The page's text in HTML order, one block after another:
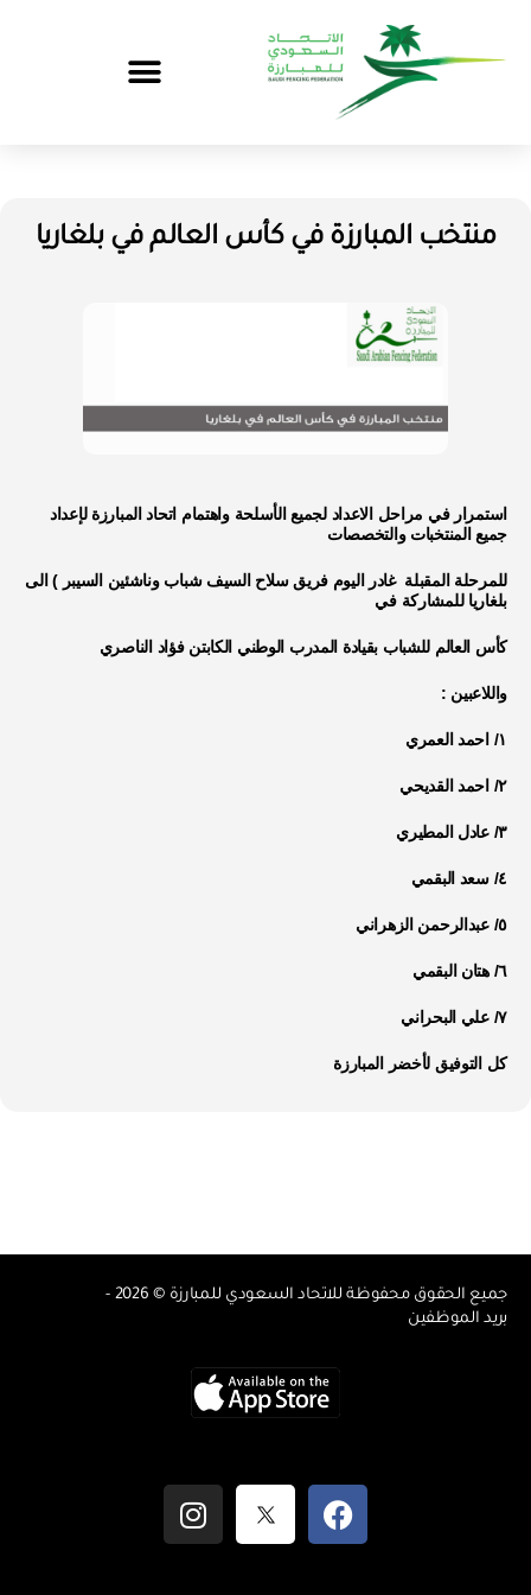
منتخب المبارزة في كأس العالم في بلغاريا
استمرار في مراحل الاعداد لجميع الأسلحة واهتمام اتحاد المبارزة لإعداد
جميع المنتخبات والتخصصات
للمرحلة المقبلة غادر اليوم فريق سلاح السيف شباب وناشئين السيبر ) الى
بلغاريا للمشاركة في
كأس العالم للشباب بقيادة المدرب الوطني الكابتن فؤاد الناصري
واللاعبين :
١/ احمد العمري
٢/ احمد القديحي
٣/ عادل المطيري
٤/ سعد البقمي
٥/ عبدالرحمن الزهراني
٦/ هتان البقمي
٧/ علي البحراني
كل التوفيق لأخضر المبارزة
جميع الحقوق محفوظة للاتحاد السعودي للمبارزة © 2026 -
بريد الموظفين